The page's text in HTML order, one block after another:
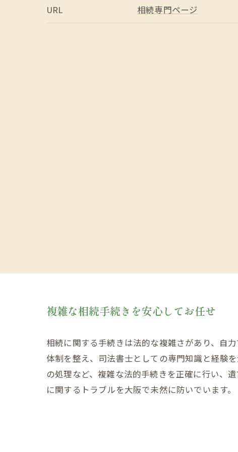
URL 相続専門ページ
複雑な相続手続きを安心してお任せ
相続に関する手続きは法的な複雑さがあり、自
体制を整え、司法書士としての専門知識と経験
の処理など、複雑な法的手続きを正確に行い、
に関するトラブルを大阪で未然に防いでいます。